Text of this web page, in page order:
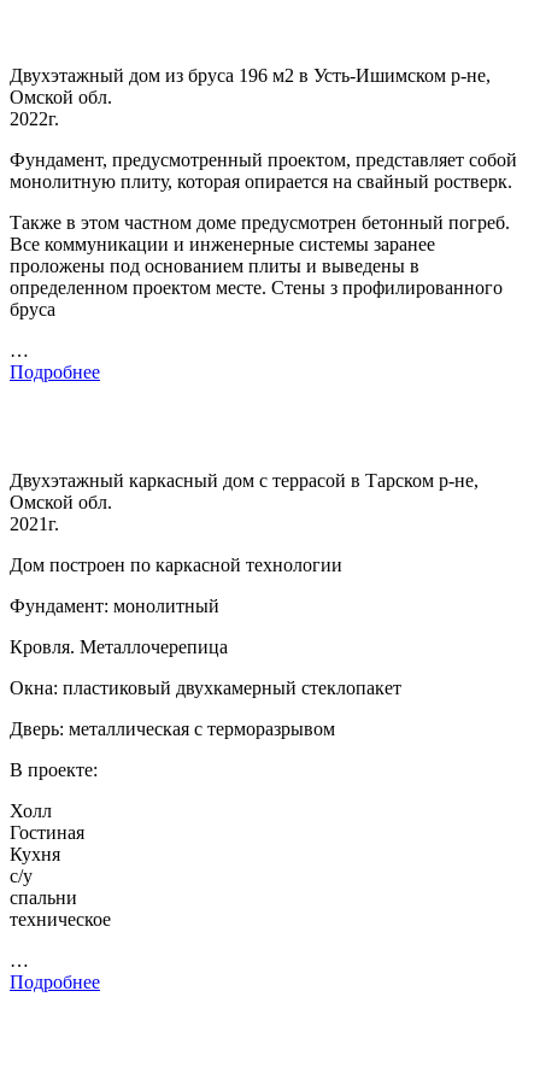
Двухэтажный дом из бруса 196 м2 в Усть-Ишимском р-не,
Омской обл.
2022г.
Фундамент, предусмотренный проектом, представляет собой
монолитную плиту, которая опирается на свайный ростверк.
Также в этом частном доме предусмотрен бетонный погреб.
Все коммуникации и инженерные системы заранее
проложены под основанием плиты и выведены в
определенном проектом месте. Стены з профилированного
бруса
…
Подробнее
Двухэтажный каркасный дом с террасой в Тарском р-не,
Омской обл.
2021г.
Дом построен по каркасной технологии
Фундамент: монолитный
Кровля. Металлочерепица
Окна: пластиковый двухкамерный стеклопакет
Дверь: металлическая с терморазрывом
В проекте:
Холл
Гостиная
Кухня
с/у
спальни
техническое
…
Подробнее